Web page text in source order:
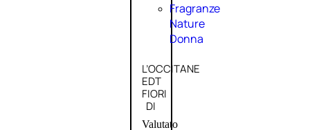
Fragranze
Nature
Donna
L’OCCITANE
EDT
FIORI
DI
Valutato